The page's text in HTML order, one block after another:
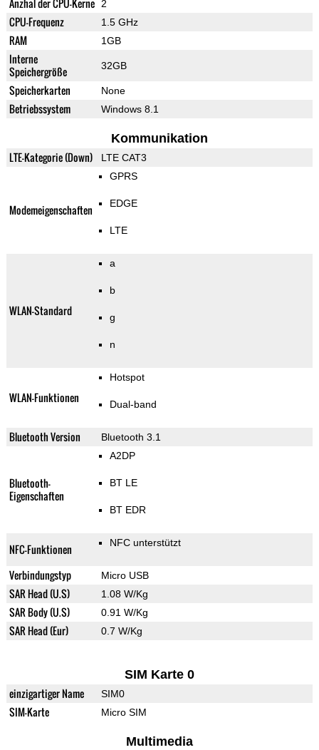
Anzhal der CPU-Kerne 2
CPU-Frequenz 1.5 GHz
RAM 1GB
Interne
Speichergröße
32GB
Speicherkarten None
Betriebssystem Windows 8.1
Kommunikation
LTE-Kategorie (Down) LTE CAT3
Modemeigenschaften
GPRS
EDGE
LTE
WLAN-Standard
a
b
g
n
WLAN-Funktionen
Hotspot
Dual-band
Bluetooth Version Bluetooth 3.1
Bluetooth-
Eigenschaften
A2DP
BT LE
BT EDR
NFC-Funktionen NFC unterstützt
Verbindungstyp Micro USB
SAR Head (U.S) 1.08 W/Kg
SAR Body (U.S) 0.91 W/Kg
SAR Head (Eur) 0.7 W/Kg
SIM Karte 0
einzigartiger Name SIM0
SIM-Karte Micro SIM
Multimedia